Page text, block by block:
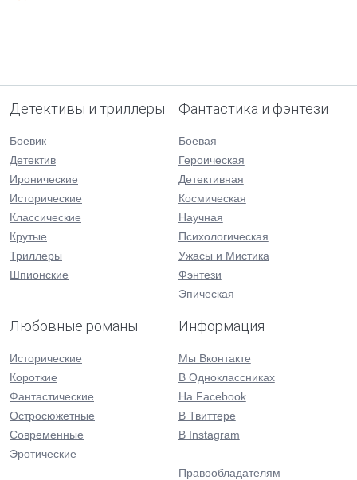
Детективы и триллеры
Боевик
Детектив
Иронические
Исторические
Классические
Крутые
Триллеры
Шпионские
Фантастика и фэнтези
Боевая
Героическая
Детективная
Космическая
Научная
Психологическая
Ужасы и Мистика
Фэнтези
Эпическая
Любовные романы
Исторические
Короткие
Фантастические
Остросюжетные
Современные
Эротические
Информация
Мы Вконтакте
В Одноклассниках
На Facebook
В Твиттере
В Instagram
Правообладателям